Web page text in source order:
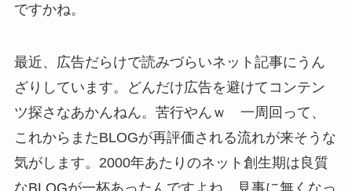
ですかね。
最近、広告だらけで読みづらいネット記事にうん
ざりしています。どんだけ広告を避けてコンテン
ツ探さなあかんねん。苦行やんｗ 一周回って、
これからまたBLOGが再評価される流れが来そうな
気がします。2000年あたりのネット創生期は良質